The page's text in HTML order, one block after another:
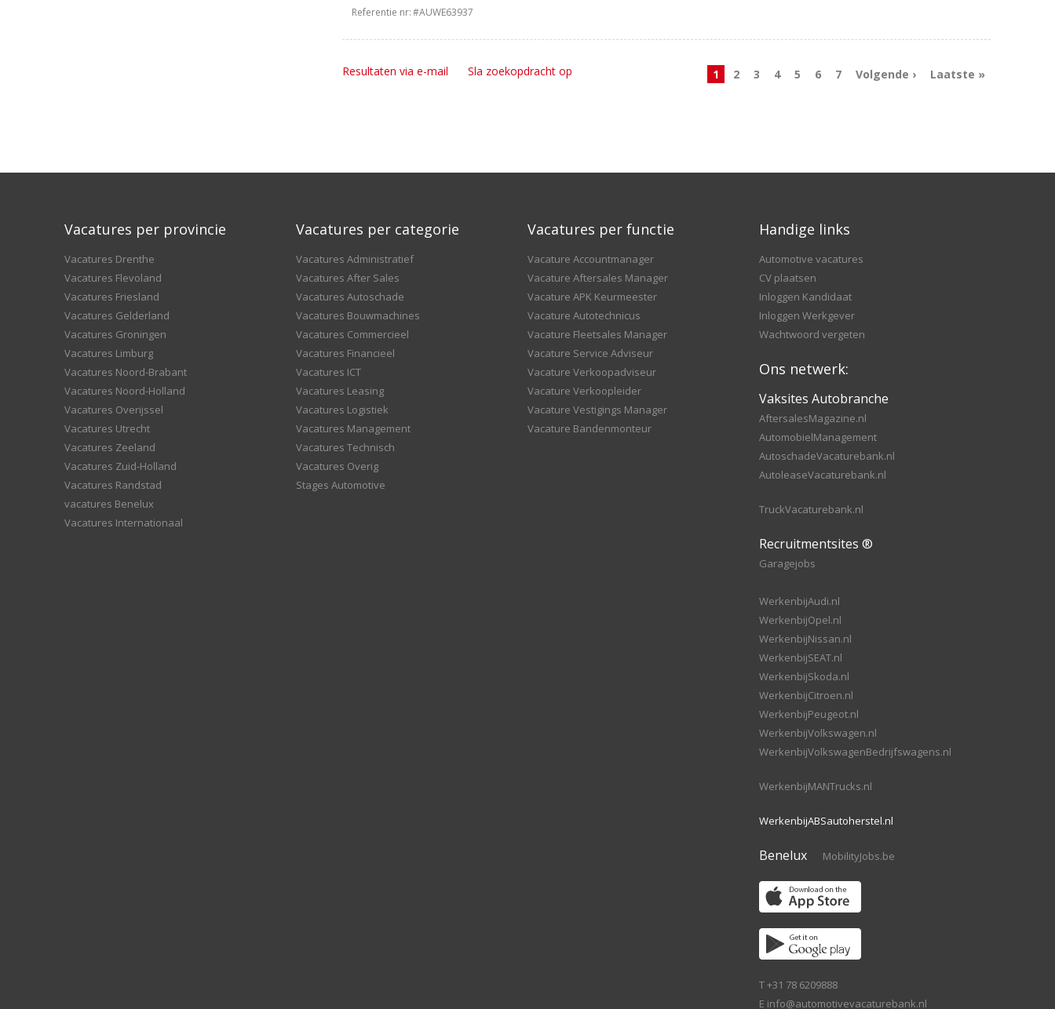
Referentie nr:#AUWE63937
1 2 3 4 5 6 7 Volgende › Laatste »
Resultaten via e-mail Sla zoekopdracht op
Vacatures per provincie
Vacatures Drenthe
Vacatures Flevoland
Vacatures Friesland
Vacatures Gelderland
Vacatures Groningen
Vacatures Limburg
Vacatures Noord-Brabant
Vacatures Noord-Holland
Vacatures Overijssel
Vacatures Utrecht
Vacatures Zeeland
Vacatures Zuid-Holland
Vacatures Randstad
vacatures Benelux
Vacatures Internationaal
Vacatures per categorie
Vacatures Administratief
Vacatures After Sales
Vacatures Autoschade
Vacatures Bouwmachines
Vacatures Commercieel
Vacatures Financieel
Vacatures ICT
Vacatures Leasing
Vacatures Logistiek
Vacatures Management
Vacatures Technisch
Vacatures Overig
Stages Automotive
Vacatures per functie
Vacature Accountmanager
Vacature Aftersales Manager
Vacature APK Keurmeester
Vacature Autotechnicus
Vacature Fleetsales Manager
Vacature Service Adviseur
Vacature Verkoopadviseur
Vacature Verkoopleider
Vacature Vestigings Manager
Vacature Bandenmonteur
Handige links
Automotive vacatures
CV plaatsen
Inloggen Kandidaat
Inloggen Werkgever
Wachtwoord vergeten
Ons netwerk:
Vaksites Autobranche
AftersalesMagazine.nl
AutomobielManagement
AutoschadeVacaturebank.nl
AutoleaseVacaturebank.nl
TruckVacaturebank.nl
Recruitmentsites ®
Garagejobs
WerkenbijAudi.nl
WerkenbijOpel.nl
WerkenbijNissan.nl
WerkenbijSEAT.nl
WerkenbijSkoda.nl
WerkenbijCitroen.nl
WerkenbijPeugeot.nl
WerkenbijVolkswagen.nl
WerkenbijVolkswagenBedrijfswagens.nl
WerkenbijMANTrucks.nl
WerkenbijABSautoherstel.nl
Benelux MobilityJobs.be
T +31 78 6209888
E info@automotivevacaturebank.nl